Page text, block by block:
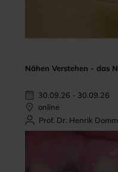
Nähen Verstehen - das
30.09.26 - 30.09.26
online
Prof. Dr. Henrik